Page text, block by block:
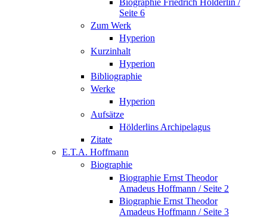
Biographie Friedrich Hölderlin /
Seite 6
Zum Werk
Hyperion
Kurzinhalt
Hyperion
Bibliographie
Werke
Hyperion
Aufsätze
Hölderlins Archipelagus
Zitate
E.T.A. Hoffmann
Biographie
Biographie Ernst Theodor
Amadeus Hoffmann / Seite 2
Biographie Ernst Theodor
Amadeus Hoffmann / Seite 3